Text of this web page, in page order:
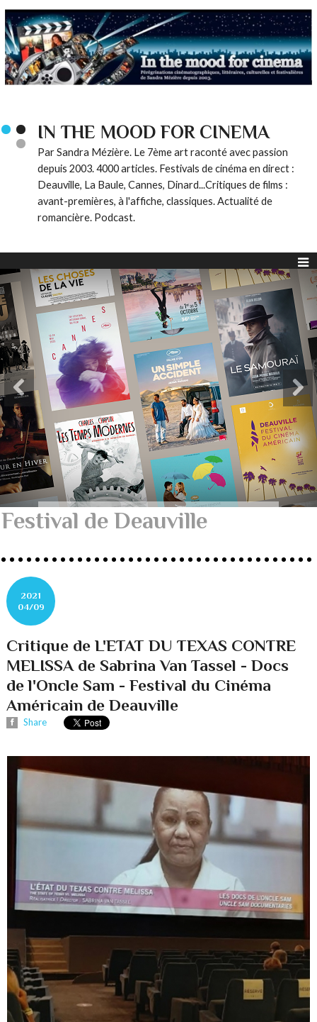
IN THE MOOD FOR CINEMA
Par Sandra Mézière. Le 7ème art raconté avec passion
depuis 2003. 4000 articles. Festivals de cinéma en direct :
Deauville, La Baule, Cannes, Dinard...Critiques de films :
avant-premières, à l'affiche, classiques. Actualité de
romancière. Podcast.
Festival de Deauville
2021
04/09
Critique de L'ETAT DU TEXAS CONTRE
MELISSA de Sabrina Van Tassel - Docs
de l'Oncle Sam - Festival du Cinéma
Américain de Deauville
Share